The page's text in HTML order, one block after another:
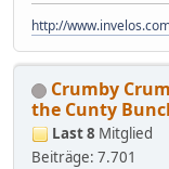
http://
Crumby
the Cunty
Last 8 Mitglied
Beiträge: 7.701